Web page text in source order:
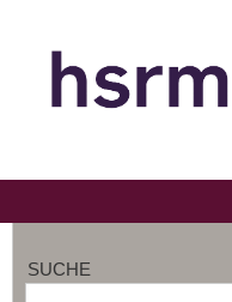
SUCHE